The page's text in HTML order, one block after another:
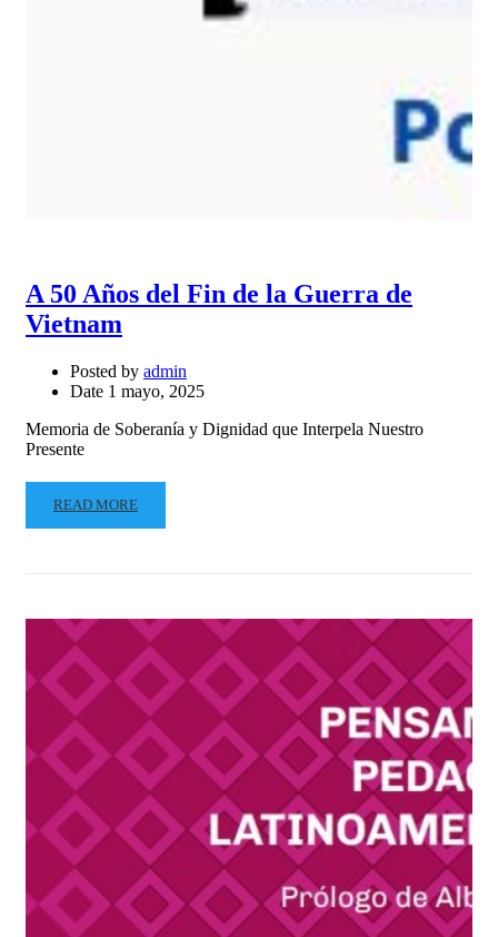
A 50 Años del Fin de la Guerra de
Vietnam
Posted by admin
Date 1 mayo, 2025
Memoria de Soberanía y Dignidad que Interpela Nuestro
Presente
READ MORE